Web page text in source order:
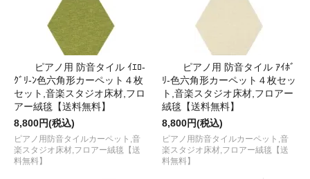
ピアノ用 防音タイル ｲｴﾛ-
ｸﾞﾘ-ﾝ色六角形カーペット４枚
セット,音楽スタジオ床材,フロ
アー絨毯【送料無料】
8,800円(税込)
ピアノ用防音タイルカーペット,音
楽スタジオ床材,フロアー絨毯【送
料無料】
ピアノ用 防音タイル ｱｲﾎﾞ
ﾘ-色六角形カーペット４枚セッ
ト,音楽スタジオ床材,フロアー
絨毯【送料無料】
8,800円(税込)
ピアノ用防音タイルカーペット,音
楽スタジオ床材,フロアー絨毯【送
料無料】